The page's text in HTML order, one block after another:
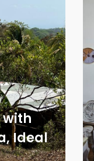
with
Ideal